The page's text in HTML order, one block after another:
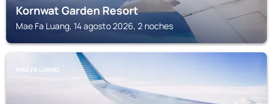
Kornwat Garden Resort
Mae Fa Luang, 14 agosto 2026, 2 noches
MAE FA LUANG